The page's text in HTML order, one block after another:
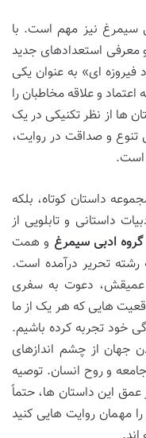
سیمرغ نیز مهم است. با
معرفی استعدادهای جدید
ای» به عنوان یکی
و علاقه مخاطبان را
ها از نظر تکنیکی در یک
تنوع و صداقت در روایت،
است.
داستان کوتاه، بلکه
داستانی و تابلویی از
گروه ادبی سیمرغ و همت
رشته تحریر درآمده است.
عمیقش، دعوت به سفری
هایی که هر یک از ما
خود تجربه کرده باشیم.
جهان از چشم اندازهای
و روح انسان. توصیه
این داستان ها، حتماً
مهمان روایت هایی کنید